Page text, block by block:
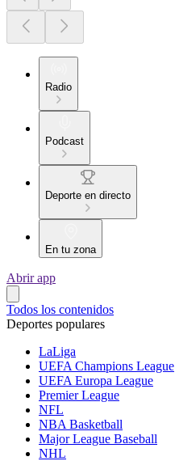
Radio
Podcast
Deporte en directo
En tu zona
Abrir app
Todos los contenidos
Deportes populares
LaLiga
UEFA Champions League
UEFA Europa League
Premier League
NFL
NBA Basketball
Major League Baseball
NHL